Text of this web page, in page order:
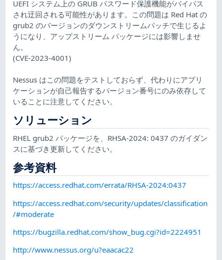
UEFI システム上の GRUB パスワード保護機能がバイパス
され迂回される可能性があります。この問題は Red Hat の
grub2 のバージョンのダウンストリームパッチで生じるよ
うになり、アップストリーム パッケージには影響しませ
ん。
(CVE-2023-4001)
Nessus はこの問題をテストしておらず、代わりにアプリ
ケーションが自己報告するバージョン番号にのみ依存して
いることに注意してください。
ソリューション
RHEL grub2 パッケージを、RHSA-2024: 0437 のガイダン
スに基づき更新してください。
参考資料
https://access.redhat.com/errata/RHSA-2024:0437
https://access.redhat.com/security/updates/classification
/#moderate
https://bugzilla.redhat.com/show_bug.cgi?id=2224951
http://www.nessus.org/u?eaacac22